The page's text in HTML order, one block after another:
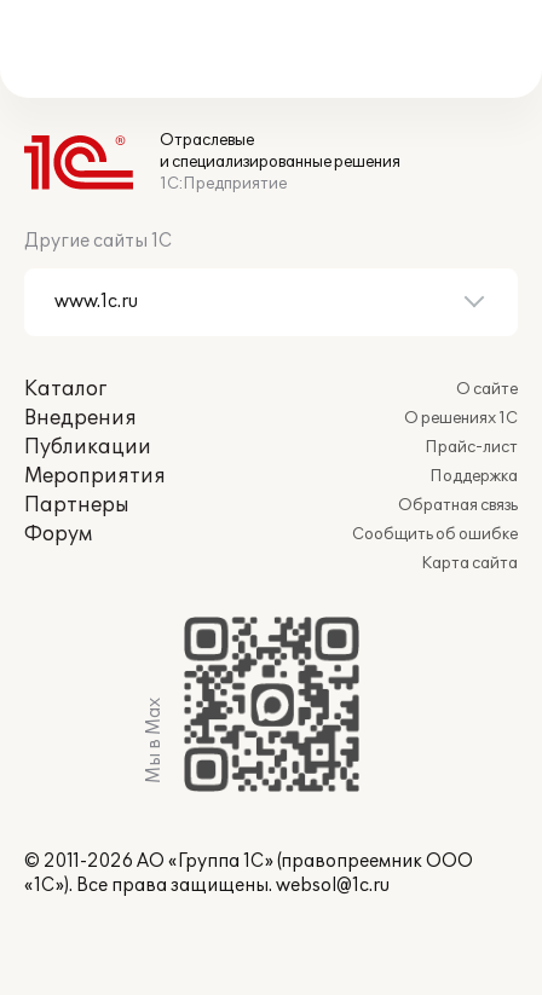
Отраслевые
и специализированные решения
1С:Предприятие
Другие сайты 1С
Каталог
Внедрения
Публикации
Мероприятия
Партнеры
Форум
О сайте
О решениях 1С
Прайс-лист
Поддержка
Обратная связь
Сообщить об ошибке
Карта сайта
Мы в Max
© 2011-2026 АО «Группа 1С» (правопреемник ООО
«1С»). Все права защищены. websol@1c.ru